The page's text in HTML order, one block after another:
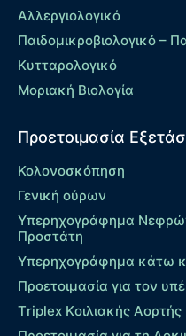
Αλλεργιολογικό
Παιδομικροβιολογικό –
Κυτταρολογικό
Μοριακή Βιολογία
Προετοιμασία
Κολονοσκόπηση
Γενική ούρων
Υπερηχογράφημα
Προστάτη
Υπερηχογράφημα κάτω
Προετοιμασία για τον
Τriplex Kοιλιακής Αορτής